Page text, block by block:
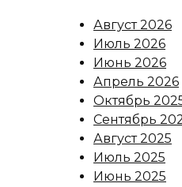
Август 2026
Июль 2026
Июнь 2026
Апрель 2026
Октябрь
Сентябрь
Август 2025
Июль 2025
Июнь 2025